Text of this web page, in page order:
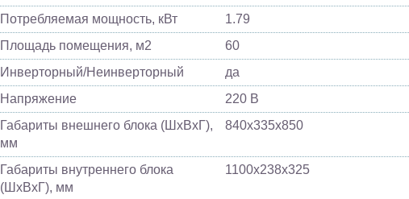
Потребляемая мощность, кВт
1.79
Площадь помещения, м2
60
Инверторный/Неинверторный
да
Напряжение
220 В
Габариты внешнего блока (ШхВхГ),
мм
840х335х850
Габариты внутреннего блока
(ШхВхГ), мм
1100х238х325